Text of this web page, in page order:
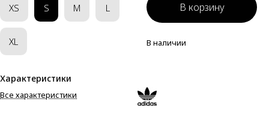
XS S M L
XL
Характеристики
Все характеристики
В корзину
В наличии